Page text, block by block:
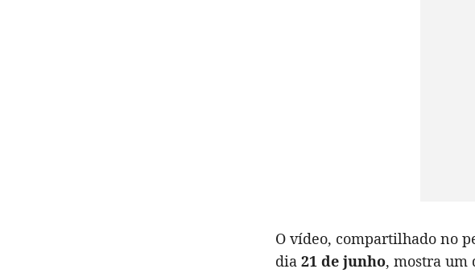
O vídeo, compartilhado no
dia 21 de junho, mostra um